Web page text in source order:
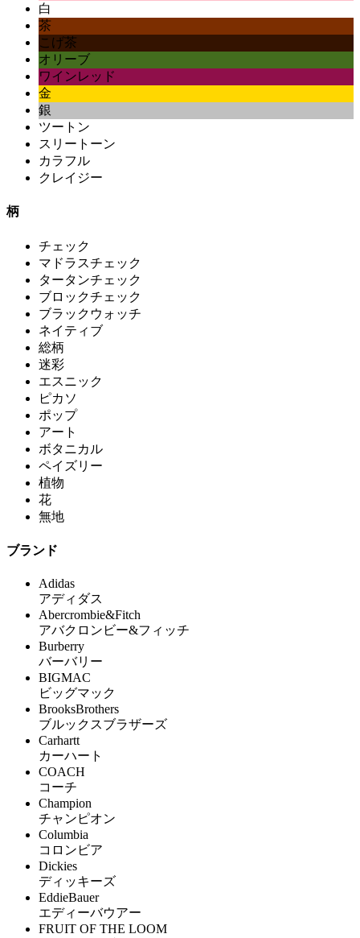
白
茶
こげ茶
オリーブ
ワインレッド
金
銀
ツートン
スリートーン
カラフル
クレイジー
柄
チェック
マドラスチェック
タータンチェック
ブロックチェック
ブラックウォッチ
ネイティブ
総柄
迷彩
エスニック
ピカソ
ポップ
アート
ボタニカル
ペイズリー
植物
花
無地
ブランド
Adidas
アディダス
Abercrombie&Fitch
アバクロンビー&フィッチ
Burberry
バーバリー
BIGMAC
ビッグマック
BrooksBrothers
ブルックスブラザーズ
Carhartt
カーハート
COACH
コーチ
Champion
チャンピオン
Columbia
コロンビア
Dickies
ディッキーズ
EddieBauer
エディーバウアー
FRUIT OF THE LOOM